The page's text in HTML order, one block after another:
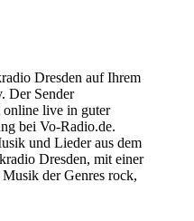
Dresden auf Ihrem
Der Sender
online live in guter
bei Vo-Radio.de.
und Lieder aus dem
Dresden, mit einer
der Genres rock,